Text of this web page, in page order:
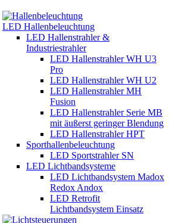
LED Hallenbeleuchtung
LED Hallenstrahler &
Industriestrahler
LED Hallenstrahler WH U3
Pro
LED Hallenstrahler WH U2
LED Hallenstrahler MH
Fusion
LED Hallenstrahler Serie MB
mit äußerst geringer Blendung
LED Hallenstrahler HPT
Sporthallenbeleuchtung
LED Sportstrahler SN
LED Lichtbandsysteme
LED Lichtbandsystem Madox
Redox Andox
LED Retrofit
Lichtbandsystem Einsatz